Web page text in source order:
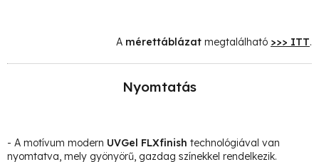
A mérettáblázat megtalálható >>> ITT.
Nyomtatás
- A motívum modern UVGel FLXfinish technológiával van
nyomtatva, mely gyönyörű, gazdag színekkel rendelkezik.